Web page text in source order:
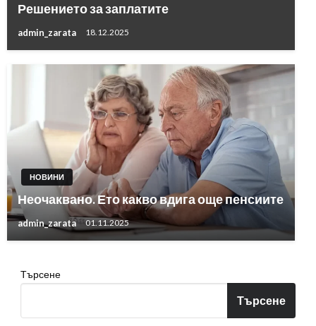
Решението за заплатите
admin_zarata 18.12.2025
НОВИНИ
Неочаквано. Ето какво вдига още пенсиите
admin_zarata 01.11.2025
Търсене
Търсене